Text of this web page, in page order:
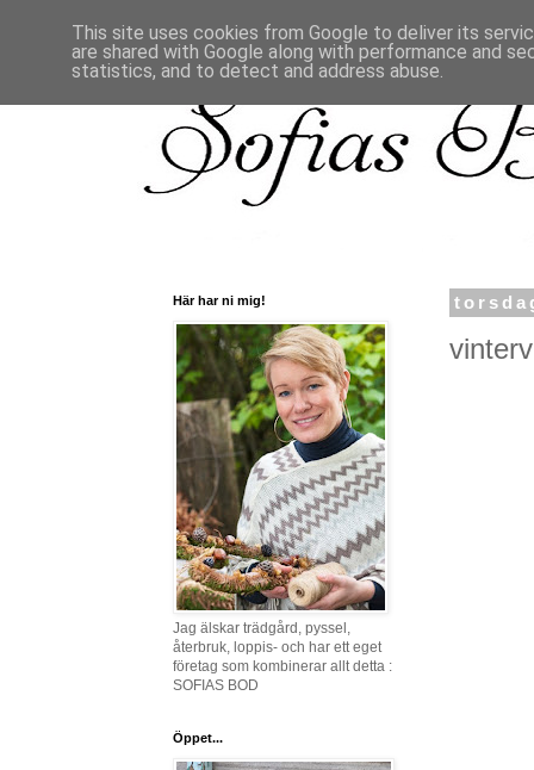
Här har ni mig!
Jag älskar trädgård, pyssel,
återbruk, loppis- och har ett eget
företag som kombinerar allt detta :
SOFIAS BOD
Öppet...
This site uses cookies from Google to deliver its
are shared with Google along with performance and
statistics, and to detect and address abuse.